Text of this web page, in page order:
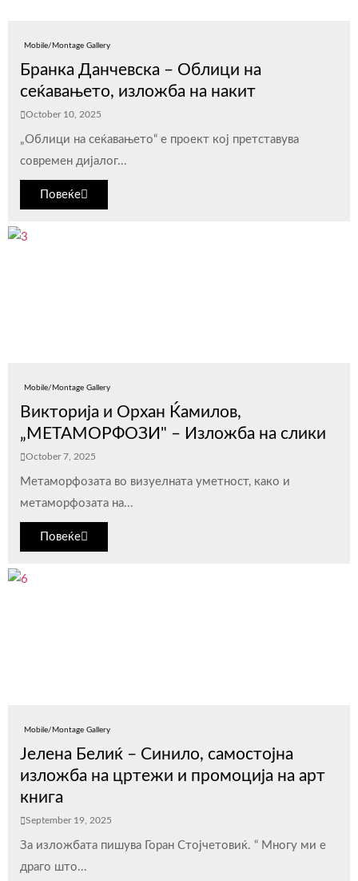
Mobile/Montage Gallery
Бранка Данчевска – Облици на
сеќавањето, изложба на накит
October 10, 2025
„Облици на сеќавањето“ е проект кој претставува
современ дијалог...
Повеќе
Mobile/Montage Gallery
Викторија и Орхан Ќамилов,
„МЕТАМОРФОЗИ" – Изложба на слики
October 7, 2025
Метаморфозата во визуелната уметнoст, како и
метаморфозата на...
Повеќе
Mobile/Montage Gallery
Јелена Белиќ – Синило, самостојна
изложба на цртежи и промоција на арт
книга
September 19, 2025
За изложбата пишува Горан Стојчетовиќ. “ Многу ми е
драго што...